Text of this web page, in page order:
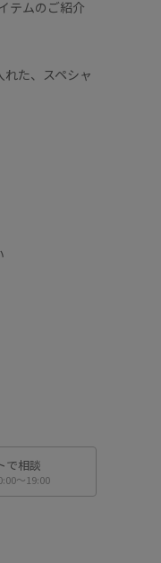
テムのご紹介
れた、スペシャ
で相談
〜19:00